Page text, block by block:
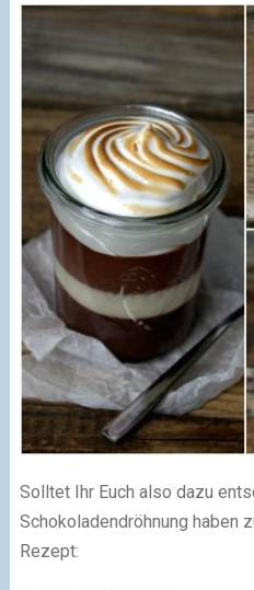
Solltet Ihr Euch also dazu
Schokoladendröhnung haben
Rezept: